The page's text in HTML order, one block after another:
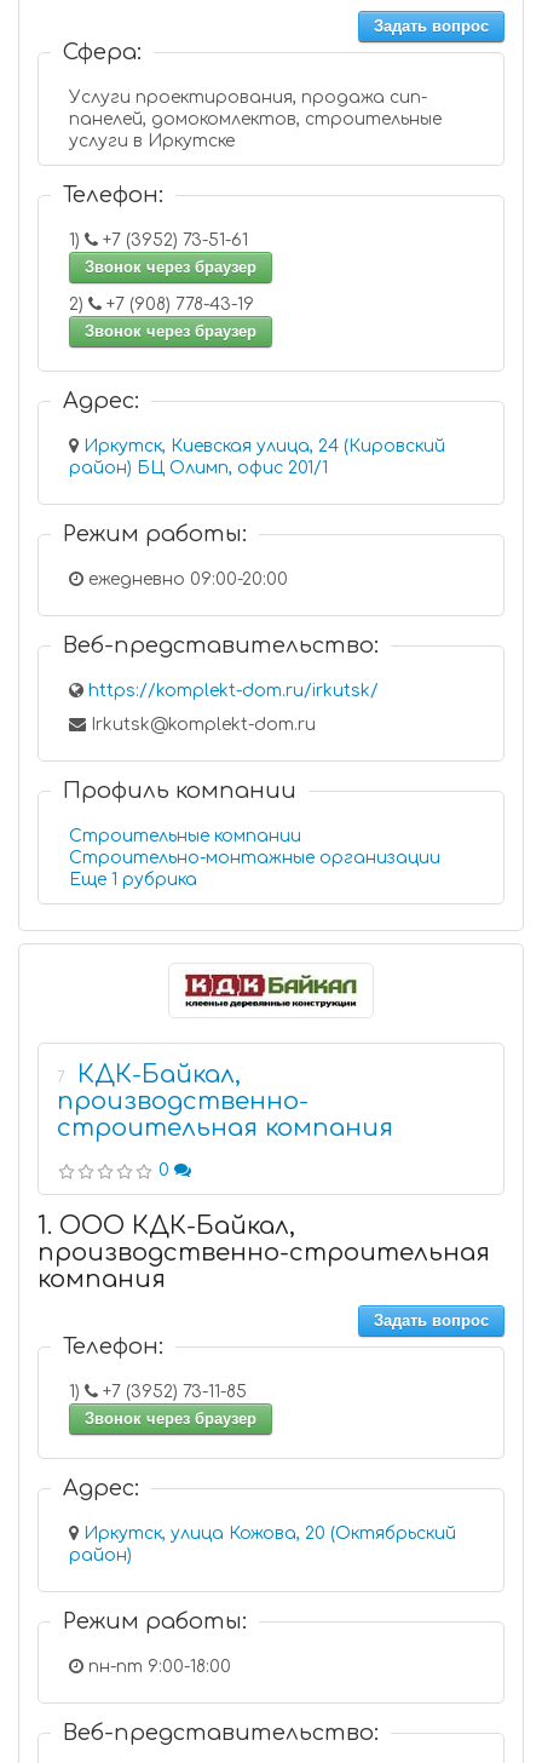
Задать вопрос
Сфера:
Услуги проектирования, продажа сип-
панелей, домокомлектов, строительные
услуги в Иркутске
Телефон:
1)
+7 (3952) 73-51-61
Звонок через браузер
2)
+7 (908) 778-43-19
Звонок через браузер
Адрес:
Иркутск, Киевская улица, 24 (Кировский
район) БЦ Олимп, офис 201/1
Режим работы:
ежедневно 09:00-20:00
Веб-представительство:
https://komplekt-dom.ru/irkutsk/
Irkutsk@komplekt-dom.ru
Профиль компании
Строительные компании
Строительно-монтажные организации
Еще 1 рубрика
7
КДК-Байкал,
производственно-
строительная компания
0
1. ООО КДК-Байкал,
производственно-строительная
компания
Задать вопрос
Телефон:
1)
+7 (3952) 73-11-85
Звонок через браузер
Адрес:
Иркутск, улица Кожова, 20 (Октябрьский
район)
Режим работы:
пн-пт 9:00-18:00
Веб-представительство: